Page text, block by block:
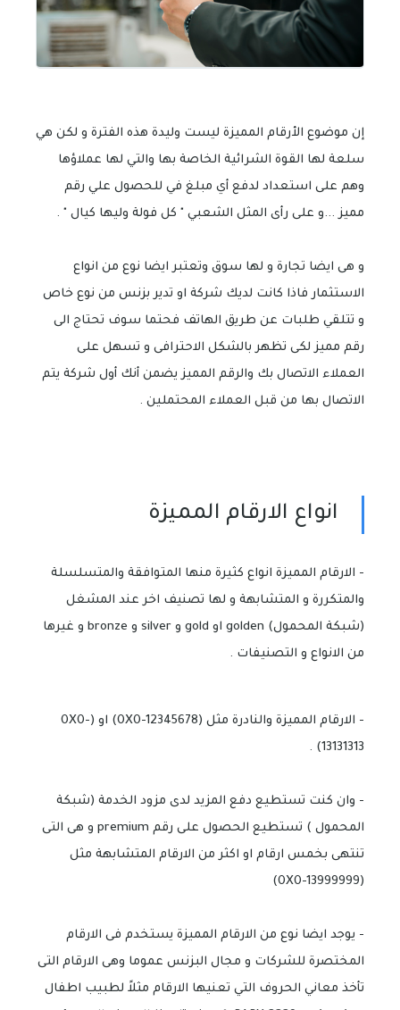
إن موضوع الأرقام المميزة ليست وليدة هذه الفترة و لكن هي
سلعة لها القوة الشرائية الخاصة بها والتي لها عملاؤها
وهم على استعداد لدفع أي مبلغ في للحصول علي رقم
مميز ...و على رأى المثل الشعبي " كل فولة وليها كيال " .
و هى ايضا تجارة و لها سوق وتعتبر ايضا نوع من انواع
الاستثمار فاذا كانت لديك شركة او تدير بزنس من نوع خاص
و تتلقي طلبات عن طريق الهاتف فحتما سوف تحتاج الى
رقم مميز لكى تظهر بالشكل الاحترافى و تسهل على
العملاء الاتصال بك والرقم المميز يضمن أنك أول شركة يتم
الاتصال بها من قبل العملاء المحتملين .
- الارقام المميزة انواع كثيرة منها المتوافقة والمتسلسلة
والمتكررة و المتشابهة و لها تصنيف اخر عند المشغل
(شبكة المحمول) golden او gold و silver و bronze و غيرها
من الانواع و التصنيفات .
- الارقام المميزة والنادرة مثل (0X0-12345678) او (0X0-
13131313) .
- وان كنت تستطيع دفع المزيد لدى مزود الخدمة (شبكة
المحمول ) تستطيع الحصول على رقم premium و هى التى
تنتهى بخمس ارقام او اكثر من الارقام المتشابهة مثل
(0X0-13999999)
- يوجد ايضا نوع من الارقام المميزة يستخدم فى الارقام
المختصرة للشركات و مجال البزنس عموما وهى الارقام التى
تأخذ معاني الحروف التي تعنيها الارقام مثلاً لطبيب اطفال